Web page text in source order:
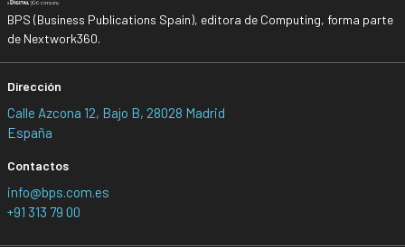
BPS (Business Publications Spain), editora de Computing, forma parte
de Nextwork360.
Dirección
Calle Azcona 12, Bajo B, 28028 Madrid
España
Contactos
info@bps.com.es
+91 313 79 00